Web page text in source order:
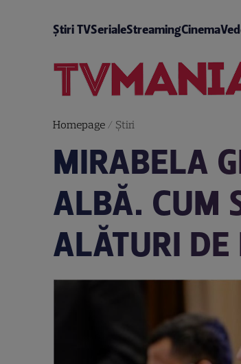
Știri TVSerialeStreamingCinema
Homepage/ Știri
MIRABELA
ALBĂ. CUM
ALĂTURI